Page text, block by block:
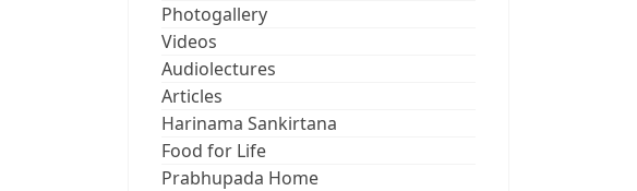
Photogallery
Videos
Audiolectures
Articles
Harinama Sankirtana
Food for Life
Prabhupada Home